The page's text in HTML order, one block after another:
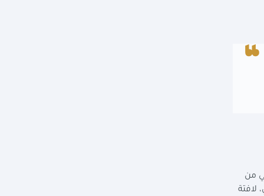
من
المالي الجاري، لافتة